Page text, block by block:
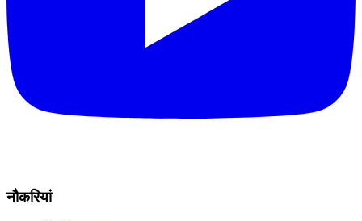
नौकरियां